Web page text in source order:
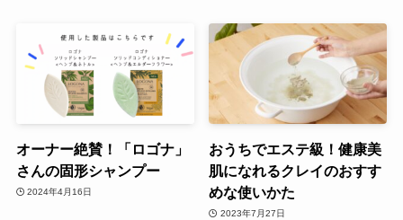
オーナー絶賛！「ロゴナ」
さんの固形シャンプー
2024年4月16日
おうちでエステ級！健康美
肌になれるクレイのおすす
めな使いかた
2023年7月27日